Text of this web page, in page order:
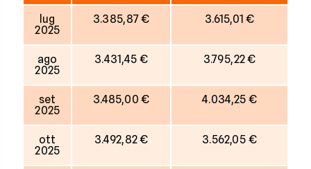
lug
2025
3.385,87 € 3.615,01 €
ago
2025
3.431,45 € 3.795,22 €
set
2025
3.485,00 € 4.034,25 €
ott
2025
3.492,82 € 3.562,05 €